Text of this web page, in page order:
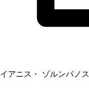
イアニス・ ゾルンパノス